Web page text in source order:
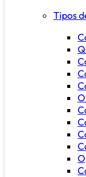
Tipos